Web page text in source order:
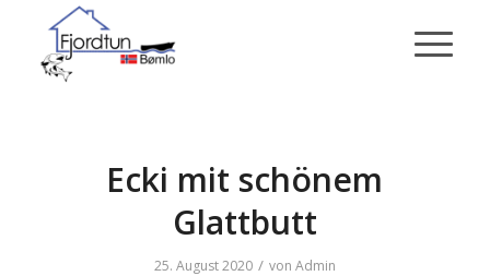
Ecki mit schönem
Glattbutt
25. August 2020 / von Admin